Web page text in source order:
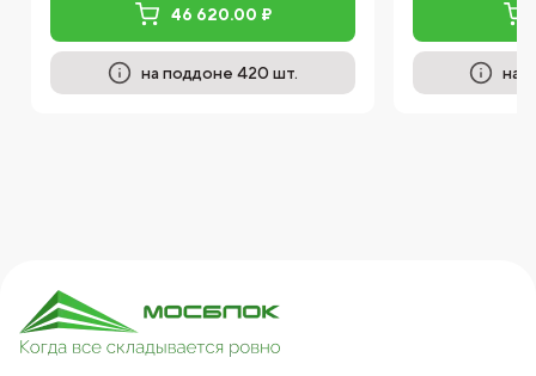
46 620.00 ₽
на поддоне 420 шт. на